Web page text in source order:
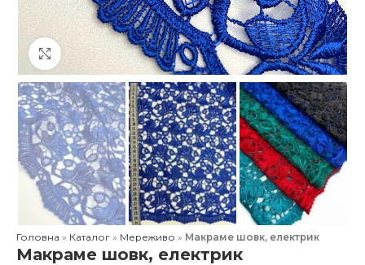
Клацніть, щоб збільшити
Головна » Каталог » Мереживо » Макраме шовк, електрик
Макраме шовк, електрик